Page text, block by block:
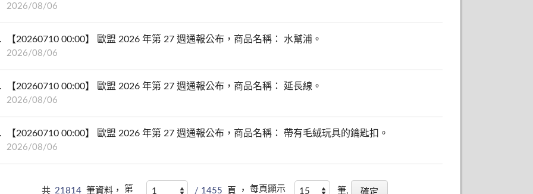
2026/08/06
【20260710 00:00】 歐盟 2026 年第 27 週通報公布，商品名稱： 水幫浦。
2026/08/06
【20260710 00:00】 歐盟 2026 年第 27 週通報公布，商品名稱： 延長線。
2026/08/06
【20260710 00:00】 歐盟 2026 年第 27 週通報公布，商品名稱： 帶有毛絨玩具的鑰匙扣。
2026/08/06
共 21814 筆資料， 第 / 1455 頁 ， 每頁顯示 筆,